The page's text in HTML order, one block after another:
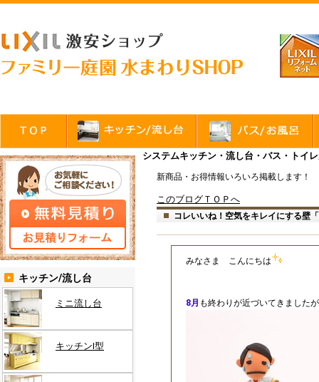
システムキッチン・流し台・バス・ト
新商品・お得情報いろいろ掲載します！
このブログＴＯＰへ
コレいいね！空気をキレイにする壁
みなさま こんにちは
8月 も終わりが近づいてきました
キッチン/流し台
ミニ流し台
キッチンI型